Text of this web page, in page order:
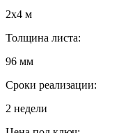
2х4 м
Толщина листа:
96 мм
Сроки реализации:
2 недели